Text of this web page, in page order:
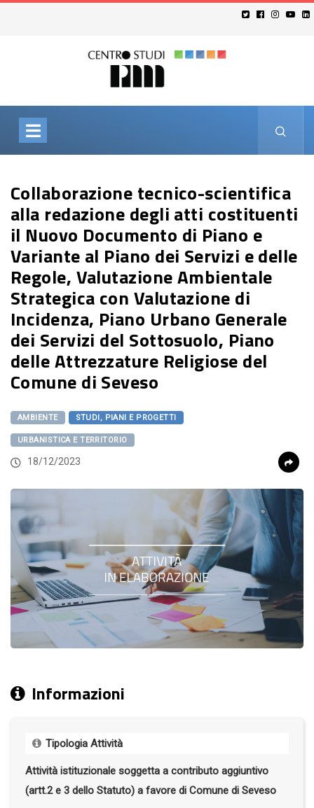
Collaborazione tecnico-scientifica
alla redazione degli atti costituenti
il Nuovo Documento di Piano e
Variante al Piano dei Servizi e delle
Regole, Valutazione Ambientale
Strategica con Valutazione di
Incidenza, Piano Urbano Generale
dei Servizi del Sottosuolo, Piano
delle Attrezzature Religiose del
Comune di Seveso
AMBIENTE STUDI, PIANI E PROGETTI
URBANISTICA E TERRITORIO
18/12/2023
Informazioni
Tipologia Attività
Attività istituzionale soggetta a contributo aggiuntivo
(artt.2 e 3 dello Statuto) a favore di Comune di Seveso